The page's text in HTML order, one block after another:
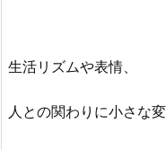
生活リズムや表情、
人との関わりに小さな